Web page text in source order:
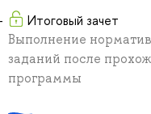
Итоговый зачет
Выполнение
заданий после
программы